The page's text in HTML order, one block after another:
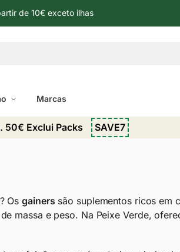
de 10€ exceto ilhas
Marcas
50€ Exclui Packs SAVE7
Osgainers são suplementos ricos em
massa e peso. Na Peixe Verde,